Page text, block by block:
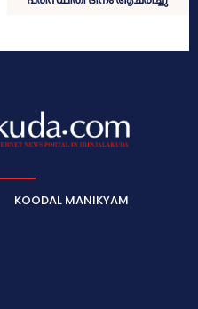
KOODAL MANIKYAM